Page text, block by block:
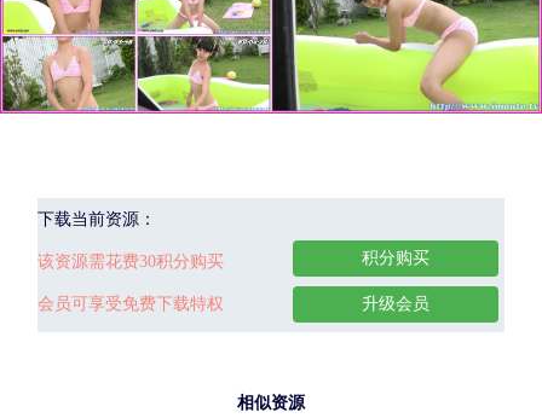
下载当前资源：
该资源需花费30积分购买
会员可享受免费下载特权
积分购买
升级会员
相似资源